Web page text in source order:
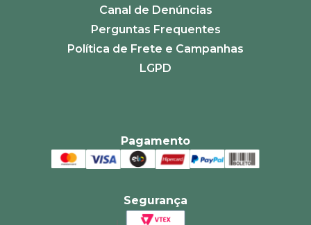
Canal de Denúncias
Perguntas Frequentes
Política de Frete e Campanhas
LGPD
Pagamento
Segurança